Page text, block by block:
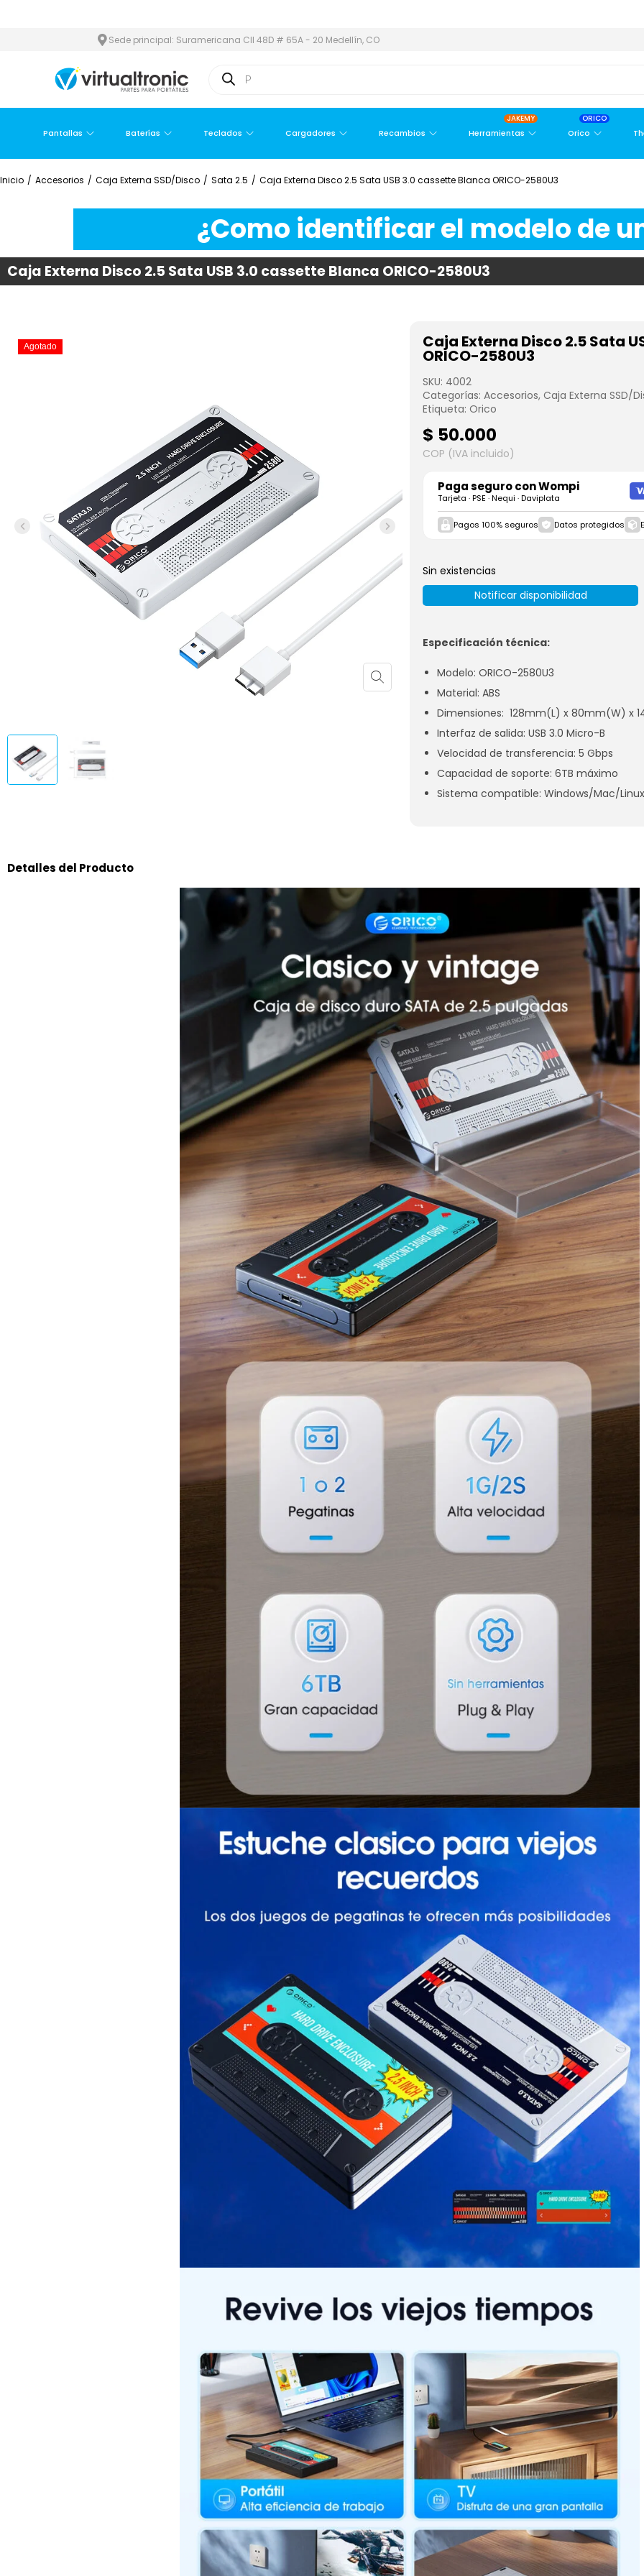
Sede principal: Suramericana Cll 48D # 65A - 20 Medellín, CO
Pantallas Baterías Teclados Cargadores Recambios Herramientas
JAKEMY
Orico
ORICO
Inicio / Accesorios / Caja Externa SSD/Disco / Sata 2.5 / Caja Externa Disco 2.5 Sata USB 3.0 cassette Blanca ORICO-2580U3
¿Como identificar el modelo de
Caja Externa Disco 2.5 Sata USB 3.0 cassette Blanca ORICO-2580U3
Agotado Caja Externa Disco 2.5 Sata
ORICO-2580U3
SKU: 4002
Categorías: Accesorios, Caja Externa SSD/
Etiqueta: Orico
$ 50.000
COP (IVA incluido)
Paga seguro conWompi
Tarjeta · PSE · Nequi · Daviplata
Pagos 100% seguros Datos protegidos
Sin existencias
Notificar disponibilidad
Especificación técnica:
Modelo: ORICO-2580U3
Material: ABS
Dimensiones: 128mm(L) x 80mm(W) x
Interfaz de salida: USB 3.0 Micro-B
Velocidad de transferencia: 5 Gbps
Capacidad de soporte: 6TB máximo
Sistema compatible: Windows/Mac/Linux
Detalles del Producto